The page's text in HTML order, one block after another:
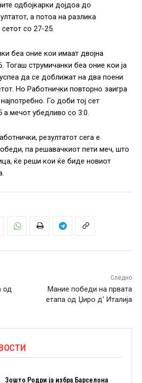
одбојкарки дојдоа до
а потоа на разлика
со 27-25.
беа оние кои имаат двојна
Тогаш струмичанки беа оние кои ја
успеа да се доближат на два поени
Но Работнички повторно заигра
Го доби тој сет
а мечот убедливо со 3:0.
резултатот сега е
па решавачкиот пети меч, што
ќе реши кои ќе биде новиот
од
Следно
Мание победи на првата
етапа од Џиро д‘ Италија
Зошто Родри ја избра Барселона